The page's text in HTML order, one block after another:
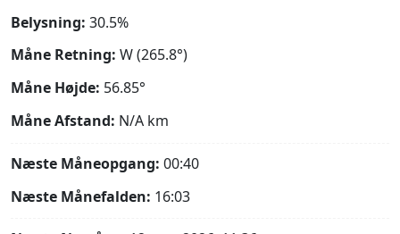
Belysning: 30.5%
Måne Retning: W (265.8°)
Måne Højde: 56.85°
Måne Afstand: N/A km
Næste Måneopgang: 00:40
Næste Månefalden: 16:03